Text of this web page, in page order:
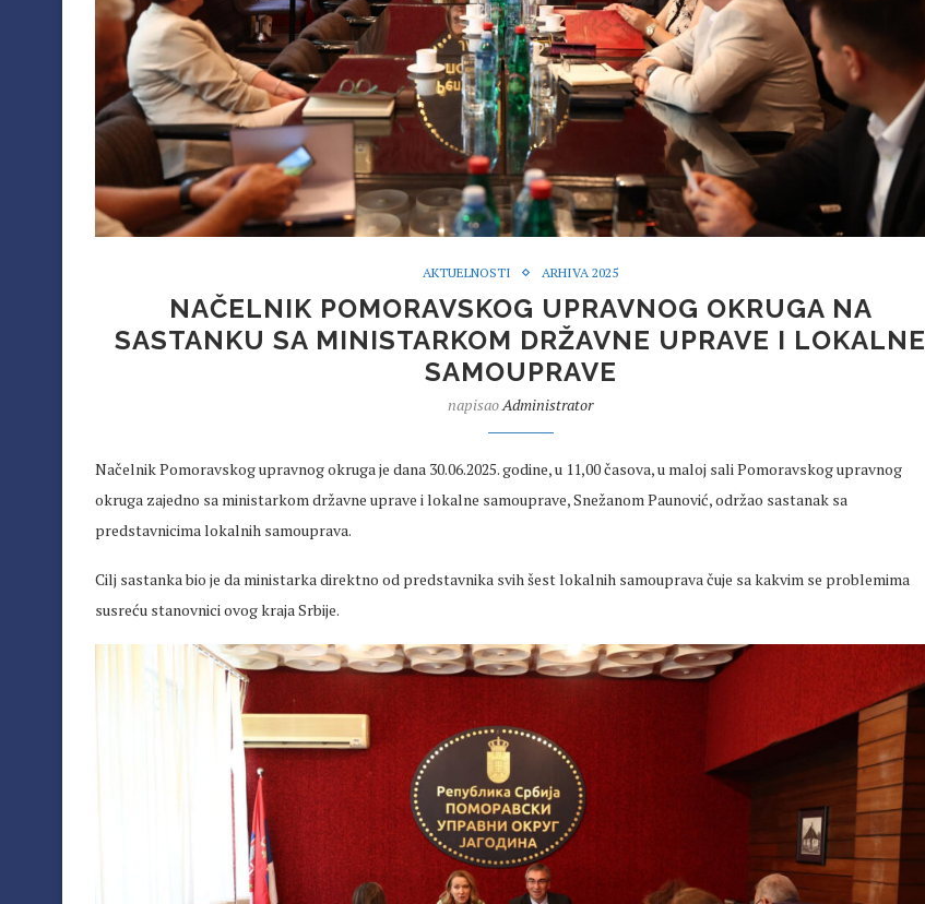
AKTUELNOSTI ARHIVA 2025
NAČELNIK POMORAVSKOG UPRAVNOG OKRUGA NA
SASTANKU SA MINISTARKOM DRŽAVNE UPRAVE I LOKALNE
SAMOUPRAVE
napisaoAdministrator
Načelnik Pomoravskog upravnog okruga je dana 30.06.2025. godine, u 11,00 časova, u maloj sali Pomoravskog upravnog
okruga zajedno sa ministarkom državne uprave i lokalne samouprave, Snežanom Paunović, održao sastanak sa
predstavnicima lokalnih samouprava.
Cilj sastanka bio je da ministarka direktno od predstavnika svih šest lokalnih samouprava čuje sa kakvim se problemima
susreću stanovnici ovog kraja Srbije.